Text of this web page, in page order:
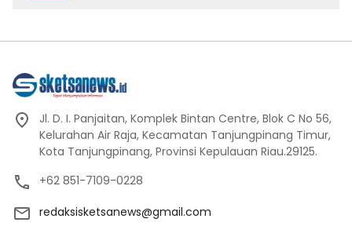
Jl. D. I. Panjaitan, Komplek Bintan Centre, Blok C No 56,
Kelurahan Air Raja, Kecamatan Tanjungpinang Timur,
Kota Tanjungpinang, Provinsi Kepulauan Riau.29125.
+62 851-7109-0228
redaksisketsanews@gmail.com